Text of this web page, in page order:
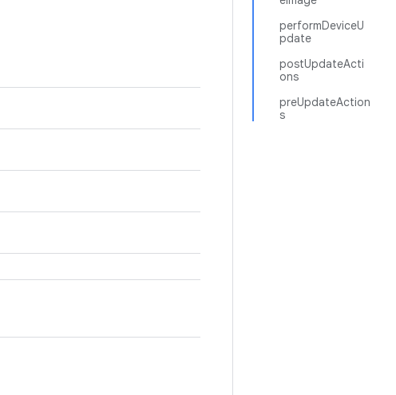
performDeviceU
pdate
postUpdateActi
ons
preUpdateAction
s